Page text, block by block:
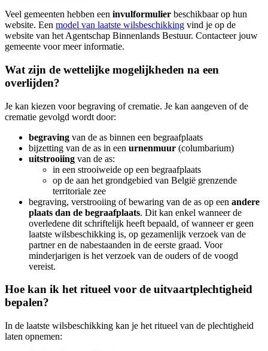
Veel gemeenten hebben een invulformulier beschikbaar op hun
website. Een model van laatste wilsbeschikking vind je op de
website van het Agentschap Binnenlands Bestuur. Contacteer jouw
gemeente voor meer informatie.
Wat zijn de wettelijke mogelijkheden na een
overlijden?
Je kan kiezen voor begraving of crematie. Je kan aangeven of de
crematie gevolgd wordt door:
begraving van de as binnen een begraafplaats
bijzetting van de as in een urnenmuur (columbarium)
uitstrooiing van de as:
in een strooiweide op een begraafplaats
op de aan het grondgebied van België grenzende
territoriale zee
begraving, verstrooiing of bewaring van de as op een andere
plaats dan de begraafplaats. Dit kan enkel wanneer de
overledene dit schriftelijk heeft bepaald, of wanneer er geen
laatste wilsbeschikking is, op gezamenlijk verzoek van de
partner en de nabestaanden in de eerste graad. Voor
minderjarigen is het verzoek van de ouders of de voogd
vereist.
Hoe kan ik het ritueel voor de uitvaartplechtigheid
bepalen?
In de laatste wilsbeschikking kan je het ritueel van de plechtigheid
laten opnemen: